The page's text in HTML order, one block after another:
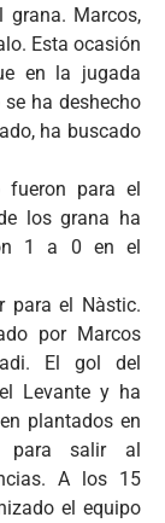
grana. Marcos,
Esta ocasión
en la jugada
ha deshecho
ha buscado
fueron para el
los grana ha
1 a 0 en el
para el Nàstic.
por Marcos
El gol del
Levante y ha
plantados en
para salir al
A los 15
el equipo